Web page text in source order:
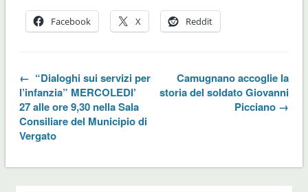
Facebook X Reddit
← “Dialoghi sui servizi per
l’infanzia” MERCOLEDI’
27 alle ore 9,30 nella Sala
Consiliare del Municipio di
Vergato
Camugnano accoglie la
storia del soldato Giovanni
Picciano →